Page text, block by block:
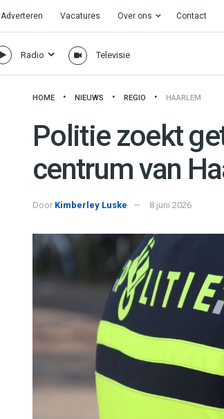
Adverteren Vacatures Over ons Contact
Radio Televisie
HOME NIEUWS REGIO HAARLEM
Politie zoekt
centrum van
Door Kimberley Luske 8 juni 2026